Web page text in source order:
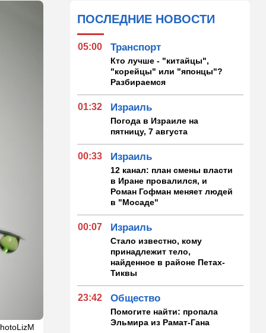
ПОСЛЕДНИЕ НОВОСТИ
05:00 Транспорт
Кто лучше - "китайцы",
"корейцы" или "японцы"?
Разбираемся
01:32 Израиль
Погода в Израиле на
пятницу, 7 августа
00:33 Израиль
12 канал: план смены власти
в Иране провалился, и
Роман Гофман меняет людей
в "Мосаде"
00:07 Израиль
Стало известно, кому
принадлежит тело,
найденное в районе Петах-
Тиквы
23:42 Общество
Помогите найти: пропала
Эльмира из Рамат-Гана